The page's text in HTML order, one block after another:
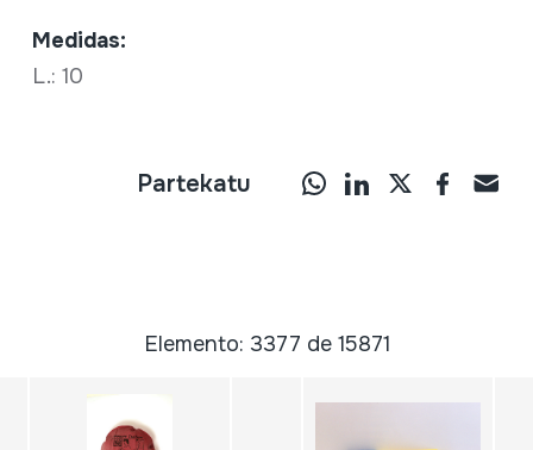
Medidas:
L.: 10
Partekatu
Elemento: 3377 de 15871